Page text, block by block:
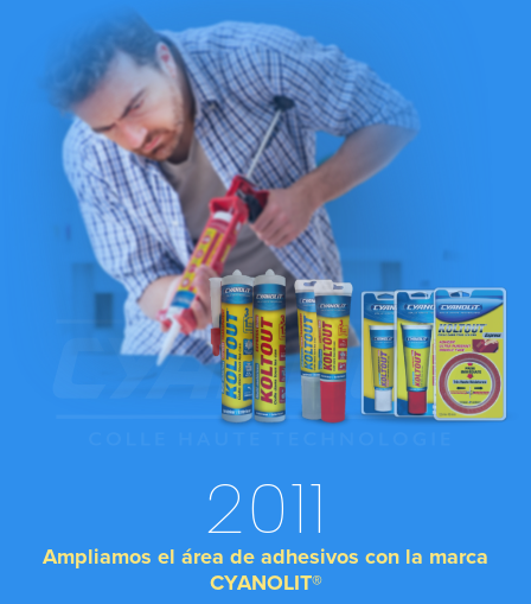
2011
Ampliamos el área de adhesivos con la marca
CYANOLIT®